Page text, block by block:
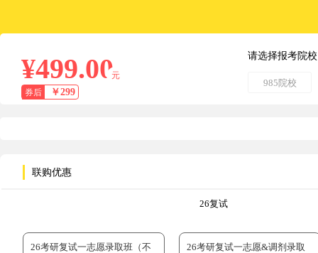
¥499.00
元
券后
￥299
请选择报考院校
985院校
联购优惠
26复试
26考研复试一志愿录取班（不
26考研复试一志愿&调剂录取